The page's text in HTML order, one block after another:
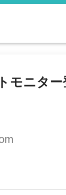
モニター